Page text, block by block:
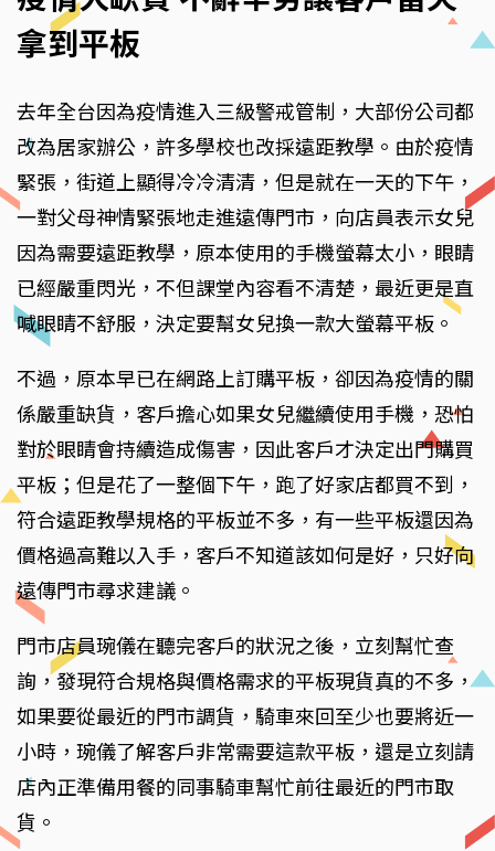
拿到平板
去年全台因為疫情進入三級警戒管制，大部份公司都
改為居家辦公，許多學校也改採遠距教學。由於疫情
緊張，街道上顯得冷冷清清，但是就在一天的下午，
一對父母神情緊張地走進遠傳門市，向店員表示女兒
因為需要遠距教學，原本使用的手機螢幕太小，眼睛
已經嚴重閃光，不但課堂內容看不清楚，最近更是直
喊眼睛不舒服，決定要幫女兒換一款大螢幕平板。
不過，原本早已在網路上訂購平板，卻因為疫情的關
係嚴重缺貨，客戶擔心如果女兒繼續使用手機，恐怕
對於眼睛會持續造成傷害，因此客戶才決定出門購買
平板；但是花了一整個下午，跑了好家店都買不到，
符合遠距教學規格的平板並不多，有一些平板還因為
價格過高難以入手，客戶不知道該如何是好，只好向
遠傳門市尋求建議。
門市店員琬儀在聽完客戶的狀況之後，立刻幫忙查
詢，發現符合規格與價格需求的平板現貨真的不多，
如果要從最近的門市調貨，騎車來回至少也要將近一
小時，琬儀了解客戶非常需要這款平板，還是立刻請
店內正準備用餐的同事騎車幫忙前往最近的門市取
貨。